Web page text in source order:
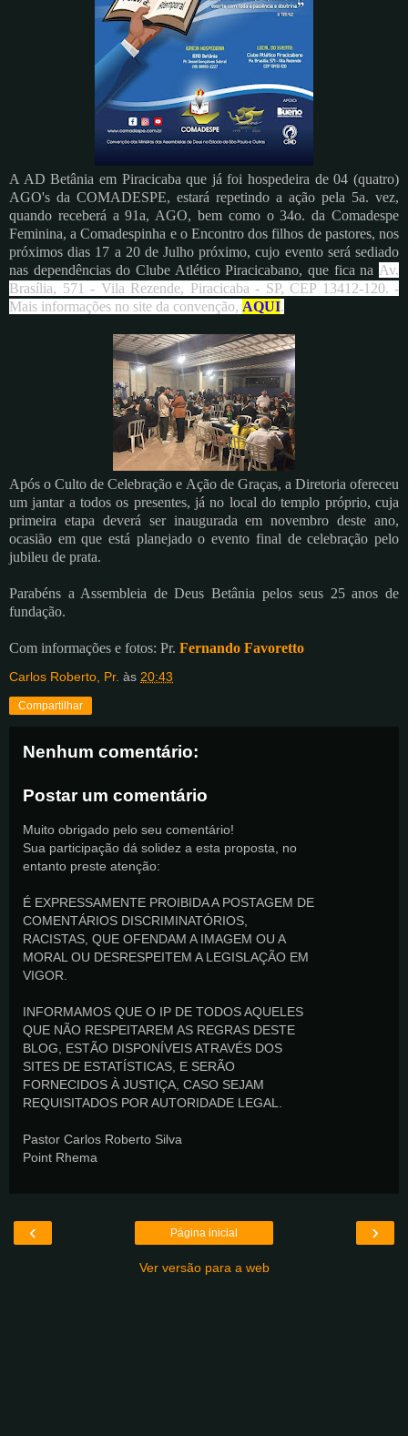
A AD Betânia em Piracicaba que já foi hospedeira de 04 (quatro)
AGO's da COMADESPE, estará repetindo a ação pela 5a. vez,
quando receberá a 91a, AGO, bem como o 34o. da Comadespe
Feminina, a Comadespinha e o Encontro dos filhos de pastores, nos
próximos dias 17 a 20 de Julho próximo, cujo evento será sediado
nas dependências do Clube Atlético Piracicabano, que fica na Av.
Brasília, 571 - Vila Rezende, Piracicaba - SP, CEP 13412-120. -
Mais informações no site da convenção, AQUI.
Após o Culto de Celebração e Ação de Graças, a Diretoria ofereceu
um jantar a todos os presentes, já no local do templo próprio, cuja
primeira etapa deverá ser inaugurada em novembro deste ano,
ocasião em que está planejado o evento final de celebração pelo
jubileu de prata.
Parabéns a Assembleia de Deus Betânia pelos seus 25 anos de
fundação.
Com informações e fotos: Pr. Fernando Favoretto
Carlos Roberto, Pr. às 20:43
Compartilhar
Nenhum comentário:
Postar um comentário
Muito obrigado pelo seu comentário!
Sua participação dá solidez a esta proposta, no
entanto preste atenção:
É EXPRESSAMENTE PROIBIDA A POSTAGEM DE
COMENTÁRIOS DISCRIMINATÓRIOS,
RACISTAS, QUE OFENDAM A IMAGEM OU A
MORAL OU DESRESPEITEM A LEGISLAÇÃO EM
VIGOR.
INFORMAMOS QUE O IP DE TODOS AQUELES
QUE NÃO RESPEITAREM AS REGRAS DESTE
BLOG, ESTÃO DISPONÍVEIS ATRAVÉS DOS
SITES DE ESTATÍSTICAS, E SERÃO
FORNECIDOS À JUSTIÇA, CASO SEJAM
REQUISITADOS POR AUTORIDADE LEGAL.
Pastor Carlos Roberto Silva
Point Rhema
‹ ›
Página inicial
Ver versão para a web